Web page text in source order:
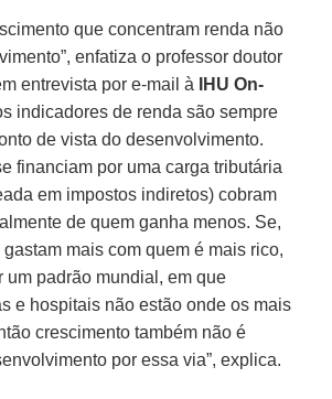
que concentram renda não
enfatiza o professor doutor
entrevista por e-mail à
IHU On-
indicadores de renda são sempre
de vista do desenvolvimento.
financiam por uma carga tributária
em impostos indiretos) cobram
de quem ganha menos. Se,
mais com quem é mais rico,
um padrão mundial, em que
e hospitais não estão onde os mais
crescimento também não é
por essa via”, explica.